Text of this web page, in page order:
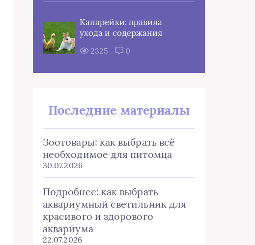
Канарейки: правила
ухода и содержания
2325 0
Последние материалы
Зоотовары: как выбрать всё
необходимое для питомца
30.07.2026
Подробнее: как выбрать
аквариумный светильник для
красивого и здорового
аквариума
22.07.2026